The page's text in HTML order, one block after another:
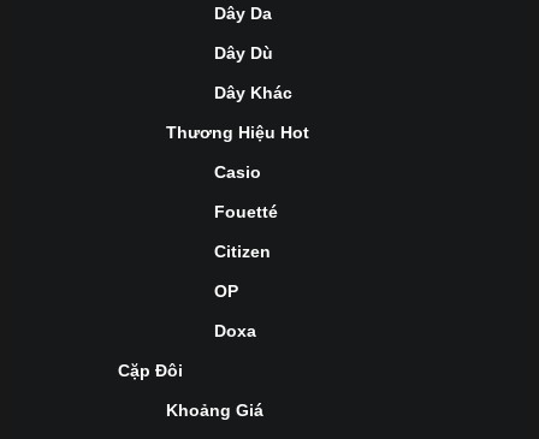
Dây Da
Dây Dù
Dây Khác
Thương Hiệu Hot
Casio
Fouetté
Citizen
OP
Doxa
Cặp Đôi
Khoảng Giá